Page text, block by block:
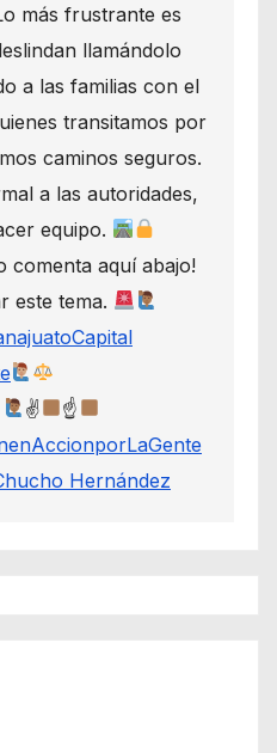
más frustrante es
llamándolo
a las familias con el
transitamos por
caminos seguros.
a las autoridades,
equipo.
comenta aquí abajo!
este tema.
✌
☝
Hernández